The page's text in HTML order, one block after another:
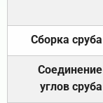
Сборка сруба
Соединение
углов сруба